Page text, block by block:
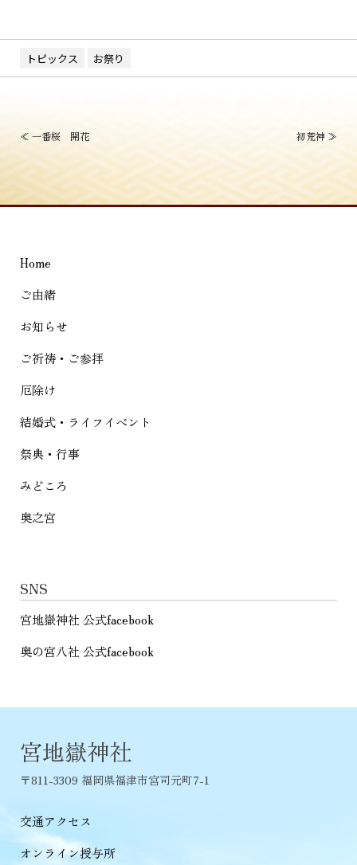
トピックス お祭り
投
稿
ナ
ー
シ
ョ
ン
≪ 一番桜 開花 初荒神 ≫
Home
ご由緒
お知らせ
ご祈祷・ご参拝
厄除け
結婚式・ライフイベント
祭典・行事
みどころ
奥之宮
SNS
宮地嶽神社 公式facebook
奥の宮八社 公式facebook
宮地嶽神社
〒811-3309 福岡県福津市宮司元町7-1
交通アクセス
オンライン授与所